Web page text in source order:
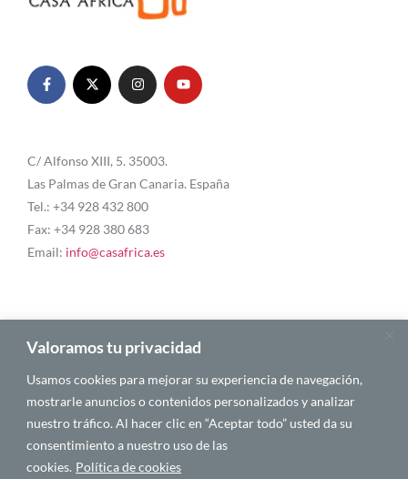
Valoramos tu privacidad
Usamos cookies para mejorar su experiencia de navegación,
mostrarle anuncios o contenidos personalizados y analizar
nuestro tráfico. Al hacer clic en “Aceptar todo” usted da su
consentimiento a nuestro uso de las
cookies. Política de cookies
C/ Alfonso XIII, 5. 35003.
Las Palmas de Gran Canaria. España
Tel.: +34 928 432 800
Fax: +34 928 380 683
Email: info@casafrica.es
Blog
About Us
Personalities
English